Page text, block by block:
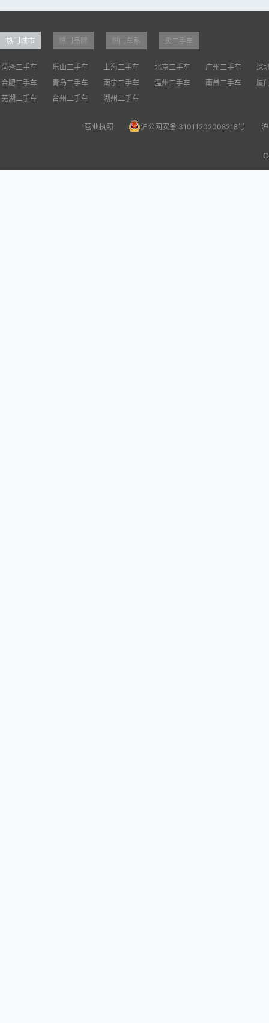
热门城市 热门品牌 热门车系 卖二手车
菏泽二手车 乐山二手车 上海二手车 北京二手车 广州二手车
深
合肥二手车
青岛二手车 南宁二手车 温州二手车 南昌二手车
厦
芜湖二手车
台州二手车 湖州二手车
营业执照 沪公网安备 31011202008218号